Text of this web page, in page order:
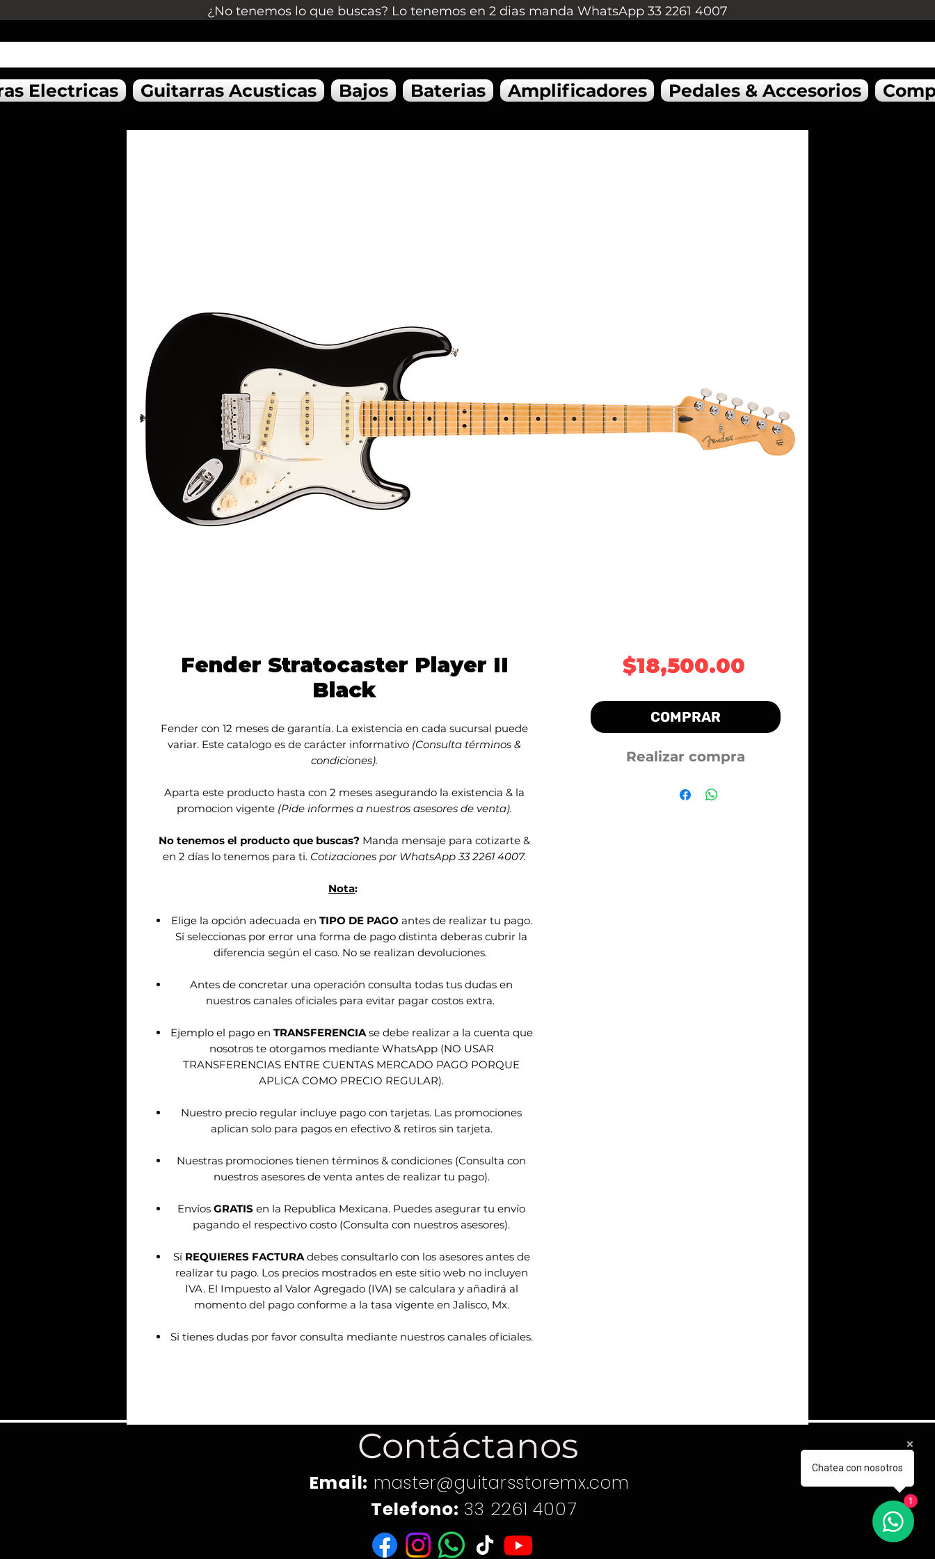
¿No tenemos lo que buscas? Lo tenemos en 2 dias manda WhatsApp 33 2261 4007
Electricas Guitarras Acusticas Bajos Baterias Amplificadores Pedales & Accesorios
Fender Stratocaster Player II
Black
Fender con 12 meses de garantía. La existencia en cada sucursal puede
variar. Este catalogo es de carácter informativo (Consulta términos &
condiciones).
Aparta este producto hasta con 2 meses asegurando la existencia & la
promocion vigente (Pide informes a nuestros asesores de venta).
No tenemos el producto que buscas? Manda mensaje para cotizarte &
en 2 días lo tenemos para ti. Cotizaciones por WhatsApp 33 2261 4007.
Nota:
Elige la opción adecuada en TIPO DE PAGO antes de realizar tu pago.
Sí seleccionas por error una forma de pago distinta deberas cubrir la
diferencia según el caso. No se realizan devoluciones.
Antes de concretar una operación consulta todas tus dudas en
nuestros canales oficiales para evitar pagar costos extra.
Ejemplo el pago en TRANSFERENCIAse debe realizar a la cuenta que
nosotros te otorgamos mediante WhatsApp (NO USAR
TRANSFERENCIAS ENTRE CUENTAS MERCADO PAGO PORQUE
APLICA COMO PRECIO REGULAR).
Nuestro precio regular incluye pago con tarjetas. Las promociones
aplican solo para pagos en efectivo & retiros sin tarjeta.
Nuestras promociones tienen términos & condiciones (Consulta con
nuestros asesores de venta antes de realizar tu pago).
EnvíosGRATIS en la Republica Mexicana. Puedes asegurar tu envío
pagando el respectivo costo (Consulta con nuestros asesores).
Sí REQUIERES FACTURAdebes consultarlo con los asesores antes de
realizar tu pago. Los precios mostrados en este sitio web no incluyen
IVA. El Impuesto al Valor Agregado (IVA) se calculara y añadirá al
momento del pago conforme a la tasa vigente en Jalisco, Mx.
Si tienes dudas por favor consulta mediante nuestros canales oficiales.
$18,500.00Precio
COMPRAR
Realizar compra
Contáctanos
Email: master@guitarsstoremx.com
Telefono: 33 2261 4007
Chatea con nosotros
1